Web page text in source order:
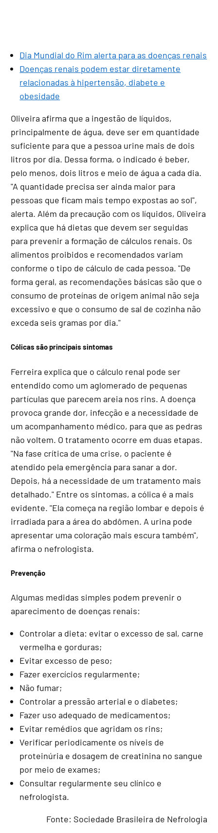
Dia Mundial do Rim alerta para as doenças renais
Doenças renais podem estar diretamente
relacionadas à hipertensão, diabete e
obesidade
Oliveira afirma que a ingestão de líquidos,
principalmente de água, deve ser em quantidade
suficiente para que a pessoa urine mais de dois
litros por dia. Dessa forma, o indicado é beber,
pelo menos, dois litros e meio de água a cada dia.
"A quantidade precisa ser ainda maior para
pessoas que ficam mais tempo expostas ao sol",
alerta. Além da precaução com os líquidos, Oliveira
explica que há dietas que devem ser seguidas
para prevenir a formação de cálculos renais. Os
alimentos proibidos e recomendados variam
conforme o tipo de cálculo de cada pessoa. "De
forma geral, as recomendações básicas são que o
consumo de proteínas de origem animal não seja
excessivo e que o consumo de sal de cozinha não
exceda seis gramas por dia."
Cólicas são principais sintomas
Ferreira explica que o cálculo renal pode ser
entendido como um aglomerado de pequenas
partículas que parecem areia nos rins. A doença
provoca grande dor, infecção e a necessidade de
um acompanhamento médico, para que as pedras
não voltem. O tratamento ocorre em duas etapas.
"Na fase crítica de uma crise, o paciente é
atendido pela emergência para sanar a dor.
Depois, há a necessidade de um tratamento mais
detalhado." Entre os sintomas, a cólica é a mais
evidente. "Ela começa na região lombar e depois é
irradiada para a área do abdômen. A urina pode
apresentar uma coloração mais escura também",
afirma o nefrologista.
Prevenção
Algumas medidas simples podem prevenir o
aparecimento de doenças renais:
Controlar a dieta: evitar o excesso de sal, carne
vermelha e gorduras;
Evitar excesso de peso;
Fazer exercícios regularmente;
Não fumar;
Controlar a pressão arterial e o diabetes;
Fazer uso adequado de medicamentos;
Evitar remédios que agridam os rins;
Verificar periodicamente os níveis de
proteinúria e dosagem de creatinina no sangue
por meio de exames;
Consultar regularmente seu clínico e
nefrologista.
Fonte: Sociedade Brasileira de Nefrologia